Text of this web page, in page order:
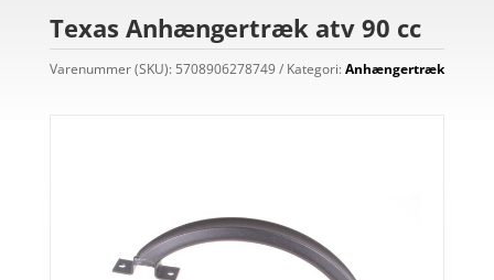
Texas Anhængertræk atv 90 cc
Varenummer (SKU): 5708906278749 Kategori: Anhængertræk